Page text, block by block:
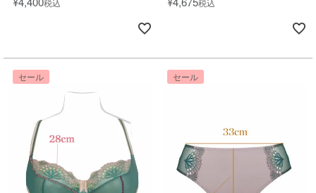
税込 税込
セール セール